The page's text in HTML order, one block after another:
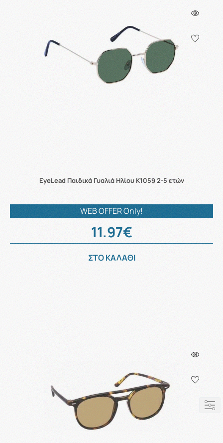
EyeLead Παιδικά Γυαλιά Ηλίου K1059 2-5 ετών
WEB OFFER Only!
11.97€
ΣΤΟ ΚΑΛΑΘΙ